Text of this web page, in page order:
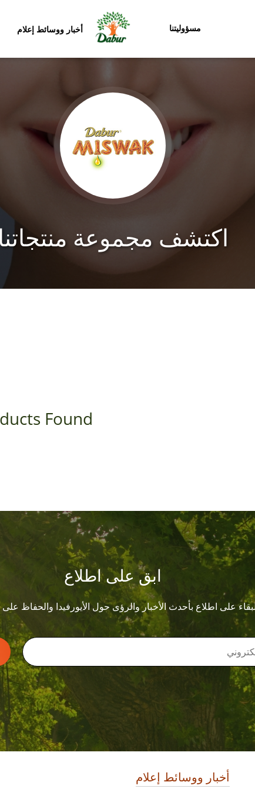
مسؤوليتنا أخبار ووسائط إعلام
اكتشف مجموعة منتجاتنا
Found
ابق على اطلاع
على اطلاع بأحدث الأخبار والرؤى حول الأيورفيدا والحفاظ
أخبار ووسائط إعلام